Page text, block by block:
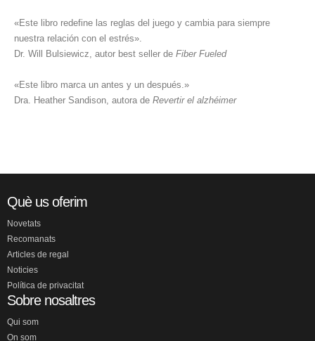
«Este libro redefine las reglas del juego y cambia para siempre
nuestra relación con el estrés».
Dr. Will Bulsiewicz, autor best seller de Fiber Fueled
«Este libro marca un antes y un después.»
Dra. Heather Sandison, autora de Revertir el alzhéimer
Què us oferim
Novetats
Recomanats
Articles de regal
Noticies
Política de privacitat
Sobre nosaltres
Qui som
On som